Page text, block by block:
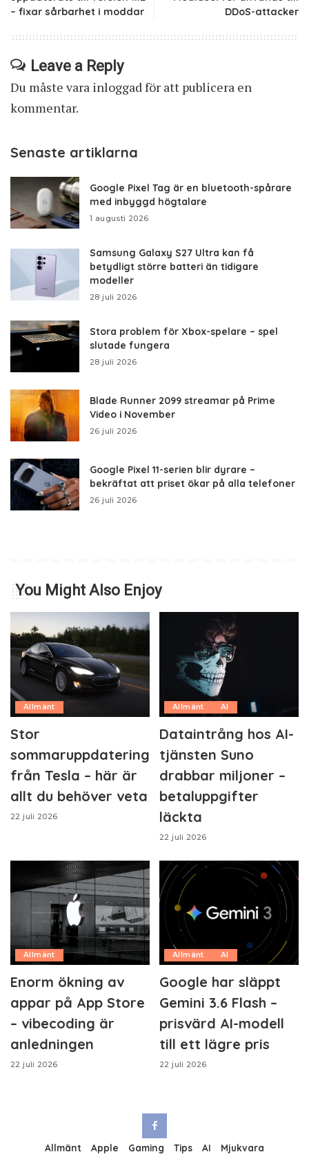
– fixar sårbarhet i moddar
DDoS-attacker
Leave a Reply
Du måste vara inloggadför att publicera en
kommentar.
Senaste artiklarna
Google Pixel Tag är en bluetooth-spårare
med inbyggd högtalare
1 augusti 2026
Samsung Galaxy S27 Ultra kan få
betydligt större batteri än tidigare
modeller
28 juli 2026
Stora problem för Xbox-spelare – spel
slutade fungera
28 juli 2026
Blade Runner 2099 streamar på Prime
Video i November
26 juli 2026
Google Pixel 11-serien blir dyrare –
bekräftat att priset ökar på alla telefoner
26 juli 2026
You Might Also Enjoy
Allmänt
Stor
sommaruppdatering
från Tesla – här är
allt du behöver veta
22 juli 2026
Allmänt AI
Dataintrång hos AI-
tjänsten Suno
drabbar miljoner –
betaluppgifter
läckta
22 juli 2026
Allmänt
Enorm ökning av
appar på App Store
– vibecoding är
anledningen
22 juli 2026
Allmänt AI
Google har släppt
Gemini 3.6 Flash –
prisvärd AI-modell
till ett lägre pris
22 juli 2026
Allmänt Apple Gaming Tips AI Mjukvara